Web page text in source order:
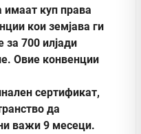
имаат куп права
кои земјава ги
700 илјади
Овие конвенции
сертификат,
да
важи 9 месеци.